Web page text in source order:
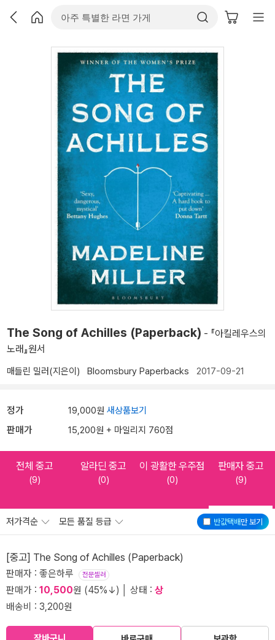
The Song of Achilles (Paperback) - 『아킬레우스의
노래』원서
매들린 밀러(지은이) Bloomsbury Paperbacks 2017-09-21
정가 19,000원 새상품보기
판매가 15,200원 + 마일리지 760점
전체 중고
(9)
알라딘 중고
(0)
이 광활한 우주점
(0)
판매자 중고
(9)
반값택배만 보기
저가격순 모든 품질 등급
[중고] The Song of Achilles (Paperback)
판매자 : 좋은하루 전문셀러
판매가 : 10,500원 (45%↓) │ 상태 : 상
배송비 : 3,200원